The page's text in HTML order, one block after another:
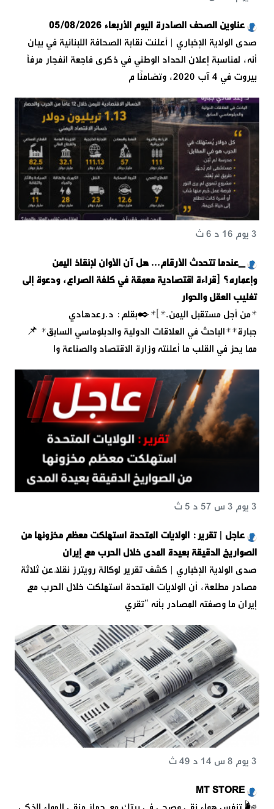
عناوين الصحف الصادرة اليوم الأربعاء 05/08/2026
صدى الولاية الإخباري | أعلنت نقابة الصحافة اللبنانية في بيان
أنه، لمناسبة إعلان الحداد الوطني في ذكرى فاجعة انفجار مرفأ
بيروت في 4 آب 2020، وتضامنًا م
_عندما تتحدث الأرقام... هل آن الأوان لإنقاذ اليمن
وإعماره؟ [قراءة اقتصادية معمقة في كلفة الصراع، ودعوة إلى
تغليب العقل والحوار
3 يوم 16 د 6 ث
*من أجل مستقبل اليمن.*]*✒️بقلم: د.رعدهادي
جبارة**الباحث في العلاقات الدولية والدبلوماسي السابق* 📌
مما يحز في القلب ما أعلنته وزارة الاقتصاد والصناعة وا
عاجل | تقرير: الولايات المتحدة استهلكت معظم مخزونها من
الصواريخ الدقيقة بعيدة المدى خلال الحرب مع إيران
3 يوم 3 س 57 د 5 ث
صدى الولاية الإخباري | كشف تقرير لوكالة رويترز نقلًا عن ثلاثة
مصادر مطلعة، أن الولايات المتحدة استهلكت خلال الحرب مع
إيران ما وصفته المصادر بأنه “تقري
MT STORE
3 يوم 8 س 14 د 49 ث